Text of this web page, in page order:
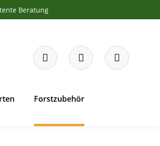
Beratung
Forstzubehör